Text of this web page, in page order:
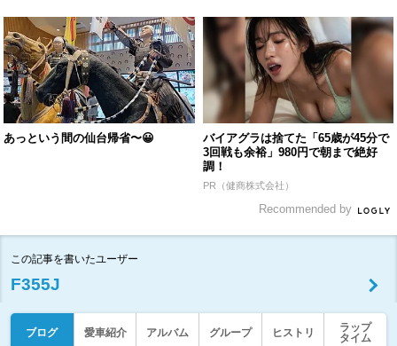
あっという間の仙台帰省〜😀
バイアグラは捨てた「65歳が45分で
3回戦も余裕」980円で朝まで絶好
調！
PR（健商株式会社）
Recommended by
この記事を書いたユーザー
F355J
ブログ 愛車紹介 アルバム グループ ヒストリ
ラップ
タイム